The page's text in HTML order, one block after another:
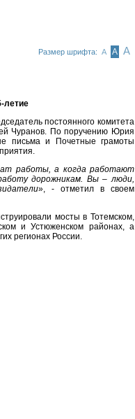
Размер шрифта: А А А
летие
постоянного комитета
Чуранов. По поручению Юрия
письма и Почетные грамоты
работы, а когда работают
дорожникам. Вы – люди,
», - отметил в своем
мосты в Тотемском,
и Устюженском районах, а
регионах России.